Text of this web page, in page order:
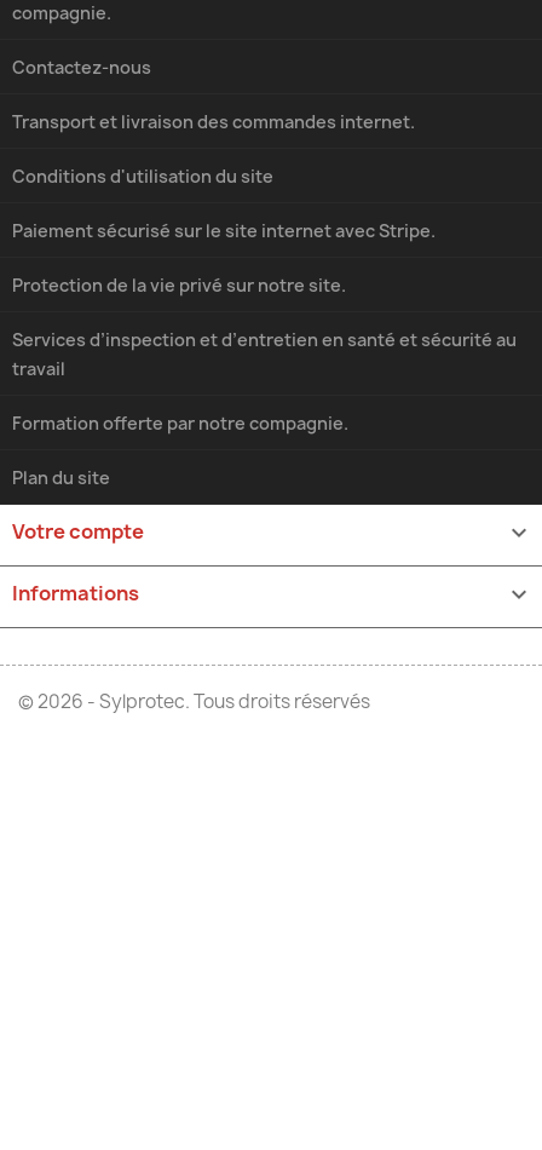
Transport et livraison des commandes internet.
Conditions d'utilisation du site
compagnie.
Paiement sécurisé sur le site internet avec Stripe.
Protection de la vie privé sur notre site.
Services d’inspection et d’entretien en santé et sécurité au
travail
Formation offerte par notre compagnie.
Contactez-nous
Plan du site
Votre compte 
Informations keyboard_arrow_down
© 2026 - Sylprotec. Tous droits réservés